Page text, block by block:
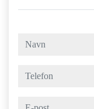
navn
telefon
e-post